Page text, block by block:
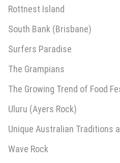
Rottnest Island
South Bank (Brisbane)
Surfers Paradise
The Grampians
The Growing Trend of Food
Uluru (Ayers Rock)
Unique Australian Traditions
Wave Rock